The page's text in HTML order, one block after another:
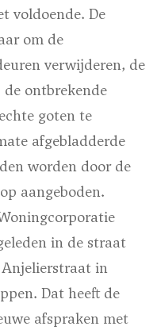
voldoende. De
om de
verwijderen, de
ontbrekende
goten te
afgebladderde
worden door de
aangeboden.
in de straat
Anjelierstraat in
Dat heeft de
afspraken met